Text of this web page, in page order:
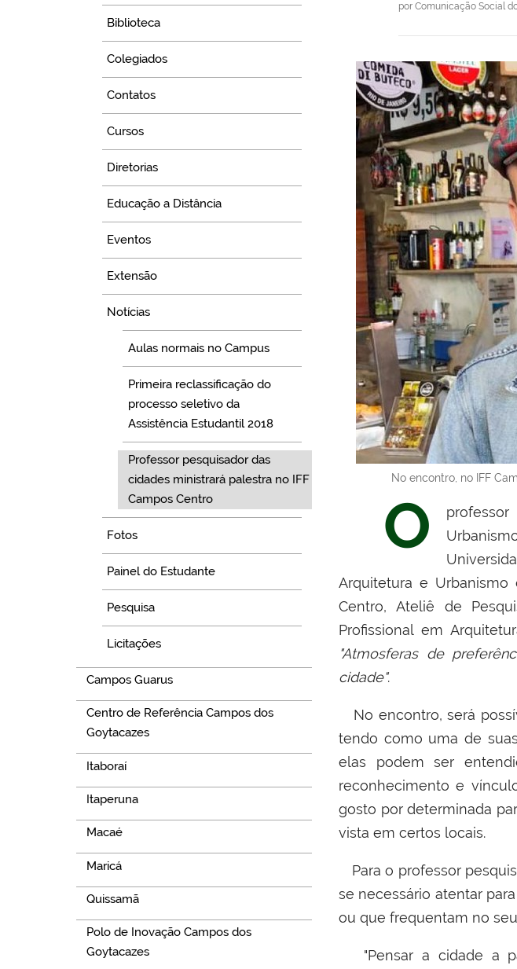
Biblioteca
Colegiados
Contatos
Cursos
Diretorias
Educação a Distância
Eventos
Extensão
Notícias
Aulas normais no Campus
Primeira reclassificação do
processo seletivo da
Assistência Estudantil 2018
Professor pesquisador das
cidades ministrará palestra no IFF
Campos Centro
Fotos
Painel do Estudante
Pesquisa
Licitações
Campos Guarus
Centro de Referência Campos dos
Goytacazes
Itaboraí
Itaperuna
Macaé
Maricá
Quissamã
Polo de Inovação Campos dos
Goytacazes
por Comunicação Social
No encontro, no IFF
O
Arquitetura e Urbanismo
Centro, Ateliê de
Profissional em
"Atmosferas de
cidade".
No encontro, será
tendo como uma de
elas podem ser
reconhecimento e
gosto por determinada
vista em certos locais.
Para o professor
se necessário atentar
ou que frequentam no
"Pensar a cidade a